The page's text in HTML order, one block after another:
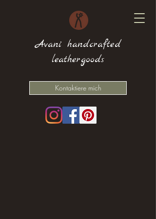
Avani handcrafted
leathergoods
Kontaktiere mich